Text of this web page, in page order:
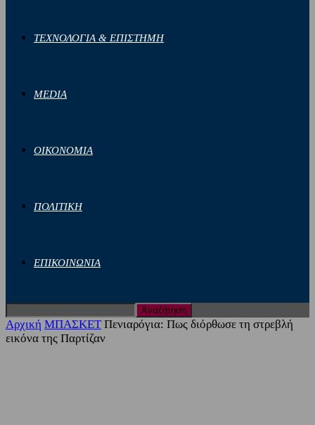
ΤΕΧΝΟΛΟΓΙΑ & ΕΠΙΣΤΗΜΗ
MEDIA
ΟΙΚΟΝΟΜΙΑ
ΠΟΛΙΤΙΚΗ
ΕΠΙΚΟΙΝΩΝΙΑ
Αρχική ΜΠΑΣΚΕΤ Πενιαρόγια: Πως διόρθωσε τη στρεβλή
εικόνα της Παρτίζαν